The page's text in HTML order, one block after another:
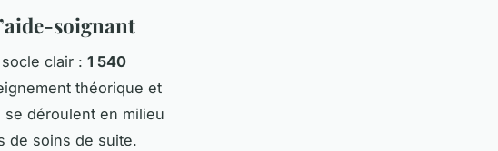
soignant
clair : 1 540
théorique et
se déroulent en milieu
de soins de suite.